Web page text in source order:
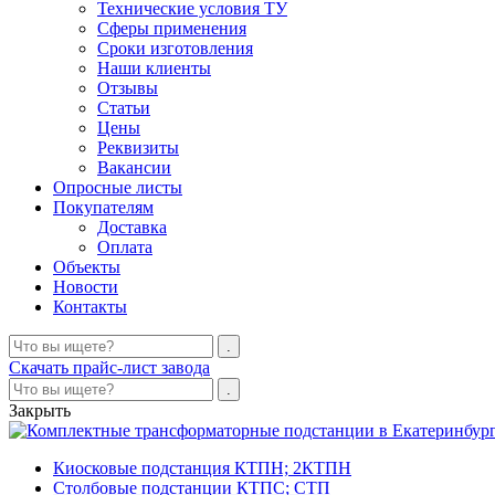
Технические условия ТУ
Сферы применения
Сроки изготовления
Наши клиенты
Отзывы
Статьи
Цены
Реквизиты
Вакансии
Опросные листы
Покупателям
Доставка
Оплата
Объекты
Новости
Контакты
Скачать прайс-лист завода
Закрыть
Киосковые подстанция КТПН; 2КТПН
Столбовые подстанции КТПС; СТП